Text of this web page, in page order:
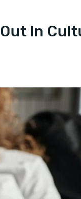
In